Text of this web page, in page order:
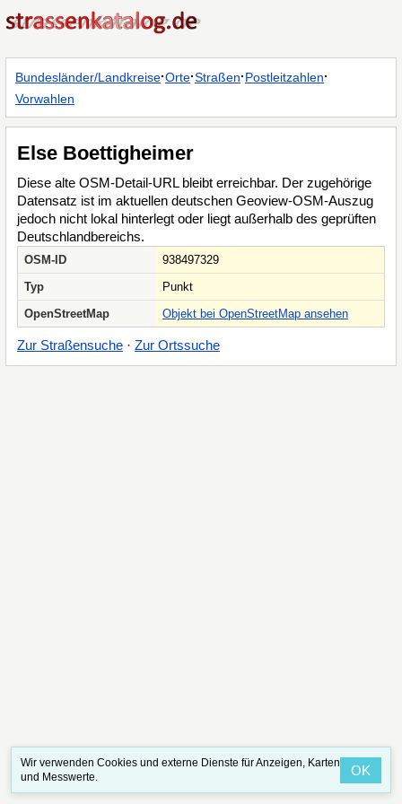
Bundesländer/Landkreise·Orte·Straßen·Postleitzahlen·
Vorwahlen
Else Boettigheimer
Diese alte OSM-Detail-URL bleibt erreichbar. Der zugehörige
Datensatz ist im aktuellen deutschen Geoview-OSM-Auszug
jedoch nicht lokal hinterlegt oder liegt außerhalb des geprüften
Deutschlandbereichs.
OSM-ID
938497329
Typ
Punkt
OpenStreetMap
Objekt bei OpenStreetMap ansehen
Zur Straßensuche · Zur Ortssuche
Wir verwenden Cookies und externe Dienste für Anzeigen, Karten
und Messwerte.
OK